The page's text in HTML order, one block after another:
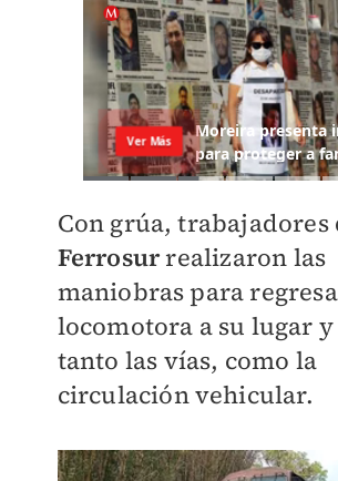
Con grúa, trabajadores
Ferrosurrealizaron las
maniobras para
locomotora a su lugar
tanto las vías, como la
circulación vehicular.